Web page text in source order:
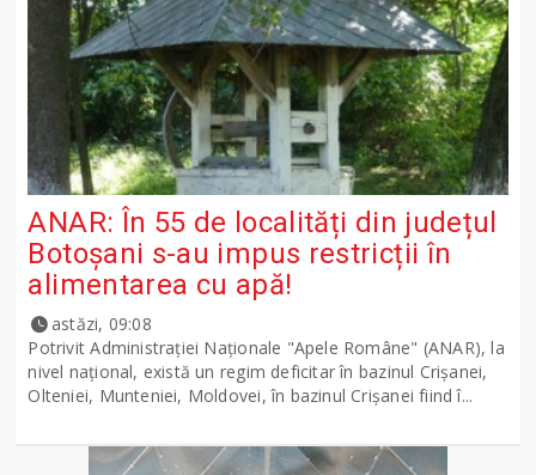
ANAR: În 55 de localități din județul
Botoșani s-au impus restricții în
alimentarea cu apă!
astăzi, 09:08
Potrivit Administraţiei Naţionale "Apele Române" (ANAR), la
nivel naţional, există un regim deficitar în bazinul Crişanei,
Olteniei, Munteniei, Moldovei, în bazinul Crişanei fiind î...